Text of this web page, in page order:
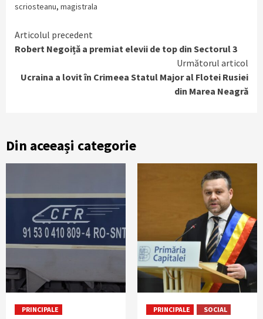
scriosteanu, magistrala
Continue
Reading
Articolul precedent
Robert Negoiță a premiat elevii de top din Sectorul 3
Următorul articol
Ucraina a lovit în Crimeea Statul Major al Flotei Rusiei
din Marea Neagră
Din aceeași categorie
PRINCIPALE PRINCIPALE SOCIAL